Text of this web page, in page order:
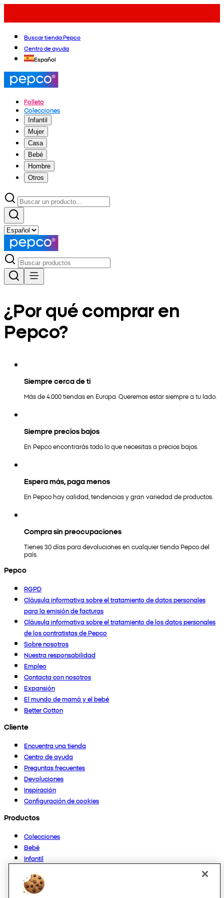
Buscar tienda Pepco
Centro de ayuda
Español
Folleto
Colecciones
Infantil
Mujer
Casa
Bebé
Hombre
Otros
¿Por qué comprar en
Pepco?
Siempre cerca de ti
Más de 4.000 tiendas en Europa. Queremos estar siempre a tu lado.
Siempre precios bajos
En Pepco encontrarás todo lo que necesitas a precios bajos.
Espera más, paga menos
En Pepco hay calidad, tendencias y gran variedad de productos.
Compra sin preocupaciones
Tienes 30 días para devoluciones en cualquier tienda Pepco del
país.
Pepco
RGPD
Cláusula informativa sobre el tratamiento de datos personales
para la emisión de facturas
Cláusula informativa sobre el tratamiento de los datos personales
de los contratistas de Pepco
Sobre nosotros
Nuestra responsabilidad
Empleo
Contacta con nosotros
Expansión
El mundo de mamá y el bebé
Better Cotton
Cliente
Encuentra una tienda
Centro de ayuda
Preguntas frecuentes
Devoluciones
Inspiración
Configuración de cookies
Productos
Colecciones
Bebé
Infantil
Mujer
Hombre